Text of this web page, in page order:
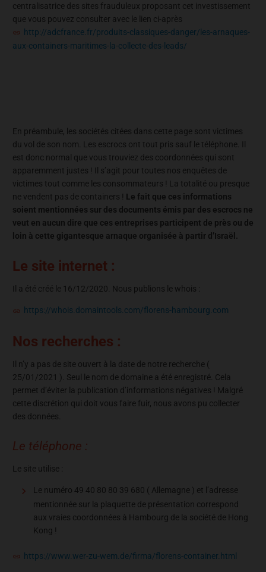
centralisatrice des sites frauduleux proposant cet investissement
que vous pouvez consulter avec le lien ci-après
http://adcfrance.fr/produits-classiques-danger/les-arnaques-
aux-containers-maritimes-la-collecte-des-leads/
En préambule, les sociétés citées dans cette page sont victimes
du vol de son nom. Les escrocs ont tout pris sauf le téléphone. Il
est donc normal que vous trouviez des coordonnées qui sont
apparemment justes ! Il s’agit pour toutes nos enquêtes de
victimes tout comme les consommateurs ! La totalité ou presque
ne vendent pas de containers ! Le fait que ces informations
soient mentionnées sur des documents émis par des escrocs ne
veut en aucun dire que ces entreprises participent de près ou de
loin à cette gigantesque arnaque organisée à partir d’Israël.
Le site internet :
Il a été créé le 16/12/2020. Nous publions le whois :
https://whois.domaintools.com/florens-hambourg.com
Nos recherches :
Il n’y a pas de site ouvert à la date de notre recherche (
25/01/2021 ). Seul le nom de domaine a été enregistré. Cela
permet d’éviter la publication d’informations négatives ! Malgré
cette discrétion qui doit vous faire fuir, nous avons pu collecter
des données.
Le téléphone :
Le site utilise :
Le numéro 49 40 80 80 39 680 ( Allemagne ) et l’adresse
mentionnée sur la plaquette de présentation correspond
aux vraies coordonnées à Hambourg de la société de Hong
Kong !
https://www.wer-zu-wem.de/firma/florens-container.html